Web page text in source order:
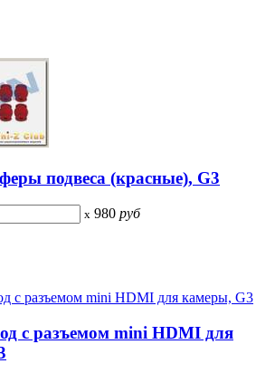
подвеса (красные), G3
x 980 руб
с разъемом mini HDMI для